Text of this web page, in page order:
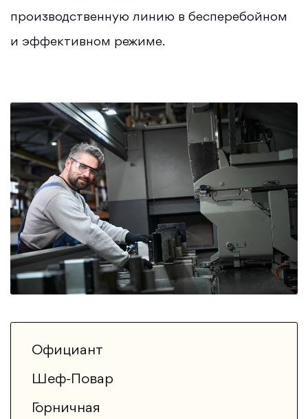
Официант
Шеф-Повар
Горничная
производственную линию в бесперебойном
и эффективном режиме.